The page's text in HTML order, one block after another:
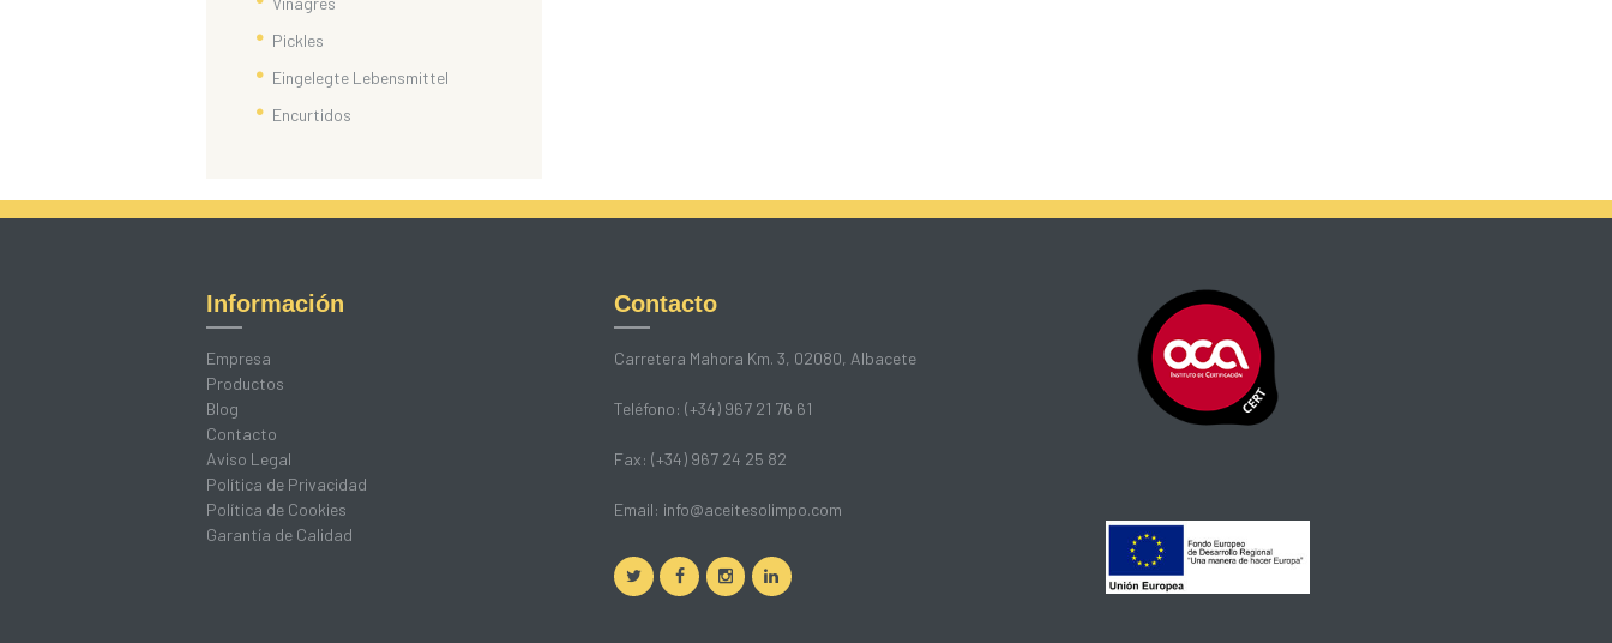
Pickles
Eingelegte Lebensmittel
Encurtidos
Información
Empresa
Productos
Blog
Contacto
Aviso Legal
Política de Privacidad
Política de Cookies
Garantía de Calidad
Contacto
Carretera Mahora Km. 3, 02080, Albacete
Teléfono: (+34) 967 21 76 61
Fax: (+34) 967 24 25 82
Email: info@aceitesolimpo.com